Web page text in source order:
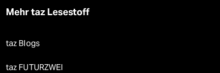
Mehr taz Lesestoff
taz Blogs
taz FUTURZWEI